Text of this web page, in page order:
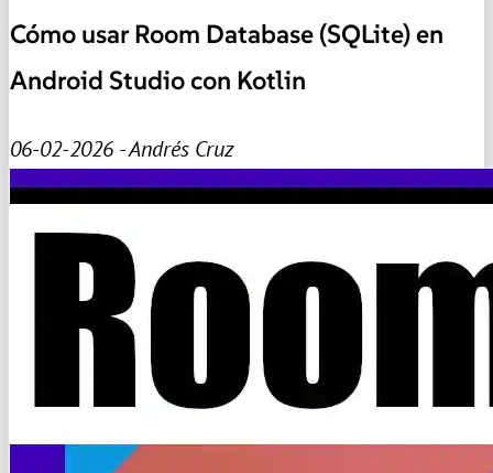
Cómo usar Room Database (SQLite) en
Android Studio con Kotlin
06-02-2026 - Andrés Cruz